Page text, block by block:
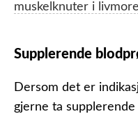
muskelknuter i
Supplerende
Dersom det er
gjerne ta